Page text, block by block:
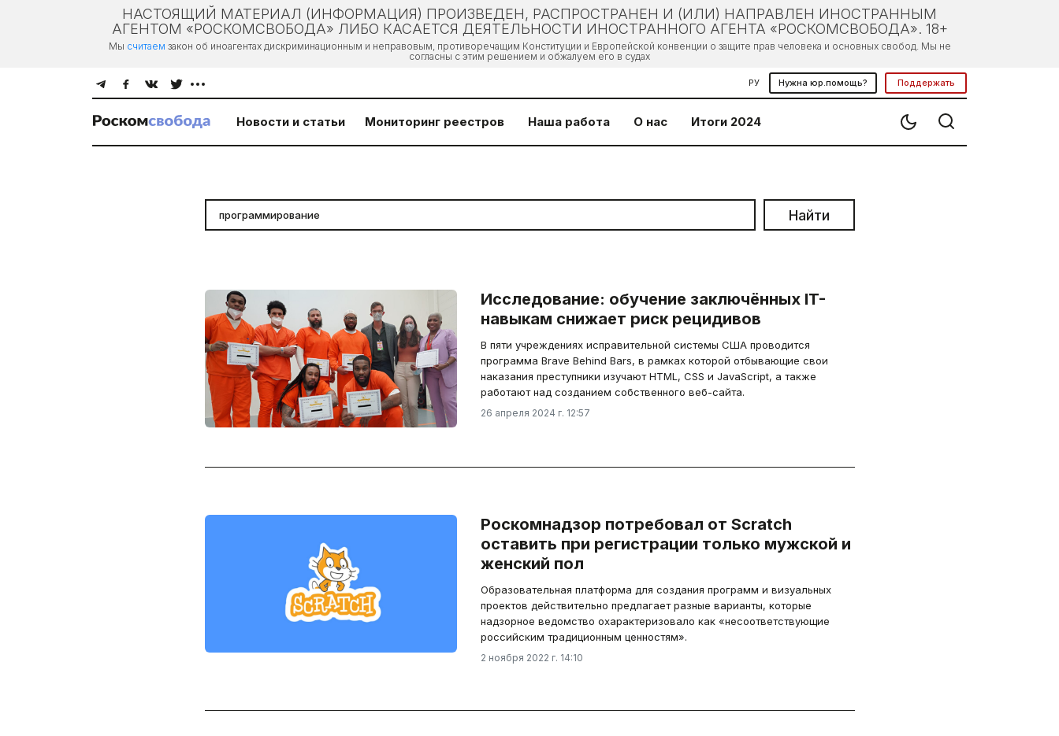
НАСТОЯЩИЙ МАТЕРИАЛ (ИНФОРМАЦИЯ) ПРОИЗВЕДЕН, РАСПРОСТРАНЕН И (ИЛИ) НАПРАВЛЕН ИНОСТРАННЫМ
АГЕНТОМ «РОСКОМСВОБОДА» ЛИБО КАСАЕТСЯ ДЕЯТЕЛЬНОСТИ ИНОСТРАННОГО АГЕНТА «РОСКОМСВОБОДА». 18+
Мы считаем закон об иноагентах дискриминационным и неправовым, противоречащим Конституции и Европейской конвенции о защите прав человека и основных свобод. Мы не
согласны с этим решением и обжалуем его в судах
РУ Нужна юр.помощь? Поддержать
Новости и статьи Мониторинг реестров Наша работа О нас Итоги 2024
Найти
Исследование: обучение заключённых IT-
навыкам снижает риск рецидивов
В пяти учреждениях исправительной системы США проводится
программа Brave Behind Bars, в рамках которой отбывающие свои
наказания преступники изучают HTML, CSS и JavaScript, а также
работают над созданием собственного веб-сайта.
26 апреля 2024 г. 12:57
Роскомнадзор потребовал от Scratch
оставить при регистрации только мужской и
женский пол
Образовательная платформа для создания программ и визуальных
проектов действительно предлагает разные варианты, которые
надзорное ведомство охарактеризовало как «несоответствующие
российским традиционным ценностям».
2 ноября 2022 г. 14:10